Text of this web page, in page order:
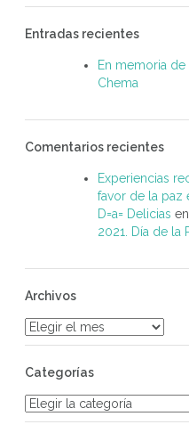
Entradas recientes
En memoria de
Chema
Comentarios recientes
Experiencias
favor de la paz
D=a= Delicias en
2021. Día de la
Archivos
Archivos
Categorías
Categorías